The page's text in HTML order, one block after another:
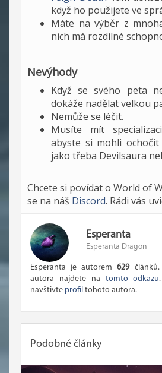
když ho použijete ve
Máte na výběr z
nich má rozdílné
Nevýhody
Když se svého peta
dokáže nadělat velkou
Nemůže se léčit.
Musíte mít
abyste si mohli ochočit
jako třeba Devilsaura
Chcete si povídat o World of
se na náš Discord. Rádi vás
Esperanta
Esperanta Dragon
Esperanta je autorem629článků.
autora najdete na tomto odkazu
navštivte profil tohoto autora.
Podobné články